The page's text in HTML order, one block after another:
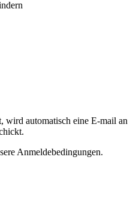
automatisch eine E-mail an
Anmeldebedingungen.